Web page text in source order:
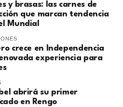
y brasas: las carnes de
que marcan tendencia
Mundial
crece en Independencia
experiencia para
abrirá su primer
en Rengo